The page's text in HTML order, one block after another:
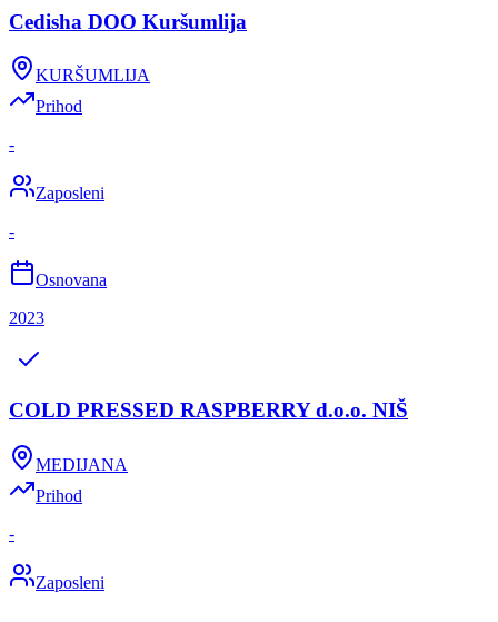
Cedisha DOO Kuršumlija
KURŠUMLIJA
Prihod
-
Zaposleni
-
Osnovana
2023
COLD PRESSED RASPBERRY d.o.o. NIŠ
MEDIJANA
Prihod
-
Zaposleni